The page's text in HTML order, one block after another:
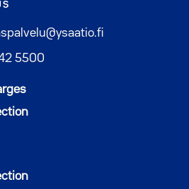
5500